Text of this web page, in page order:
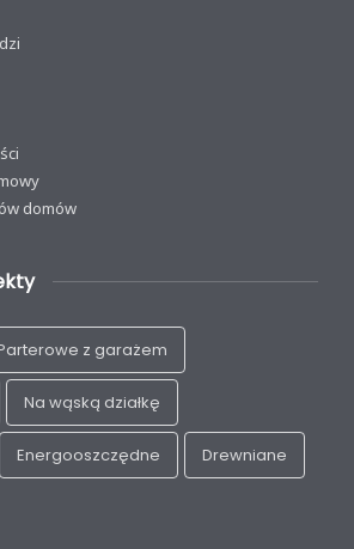
domów
z garażem
Na wąską działkę
Energooszczędne Drewniane